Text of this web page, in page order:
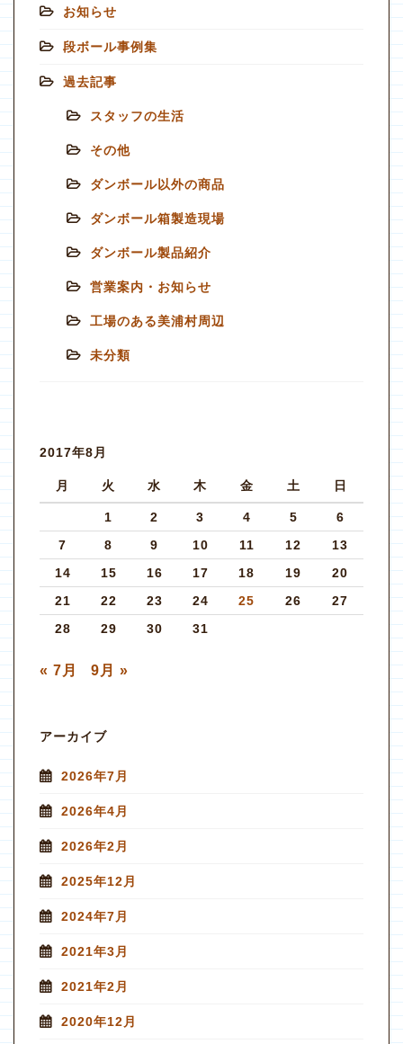
お知らせ
段ボール事例集
過去記事
スタッフの生活
その他
ダンボール以外の商品
ダンボール箱製造現場
ダンボール製品紹介
営業案内・お知らせ
工場のある美浦村周辺
未分類
2017年8月
月 火 水 木 金 土 日
1 2 3 4 5
6
7
8 9 10 11 12
13
14
15 16 17 18 19
20
21
22 23 24 25 26
27
28
29 30 31
« 7月 9月 »
アーカイブ
2026年7月
2026年4月
2026年2月
2025年12月
2024年7月
2021年3月
2021年2月
2020年12月